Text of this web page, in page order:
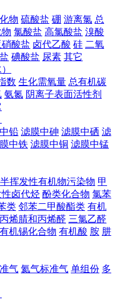
物 硫酸盐 硼 游离氯 总
氯酸盐 高氯酸盐 溴酸
硝酸盐 卤代乙酸 硅 二氧
碘酸盐 尿素 其它
数 生化需氧量 总有机碳
氨氮 阴离子表面活性剂
铅 滤膜中砷 滤膜中硒 滤
中铁 滤膜中铜 滤膜中锰
半挥发性有机物污染物 甲
卤代烃 酚类化合物 氯苯
类 邻苯二甲酸酯类 有机
丙烯腈和丙烯醛 三氯乙醛
有机锡化合物 有机酸 胺 肼
气 氦气标准气 单组份 多